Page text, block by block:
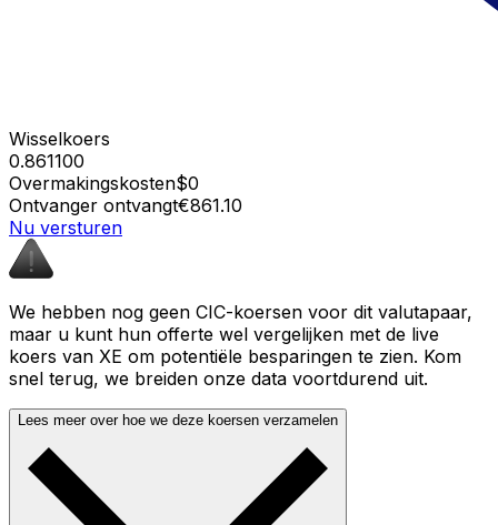
Wisselkoers
0.861100
Overmakingskosten$0
Ontvanger ontvangt€861.10
Nu versturen
We hebben nog geen CIC-koersen voor dit valutapaar,
maar u kunt hun offerte wel vergelijken met de live
koers van XE om potentiële besparingen te zien. Kom
snel terug, we breiden onze data voortdurend uit.
Lees meer over hoe we deze koersen verzamelen